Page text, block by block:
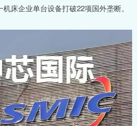
床企业单台设备打破22项国外垄断。